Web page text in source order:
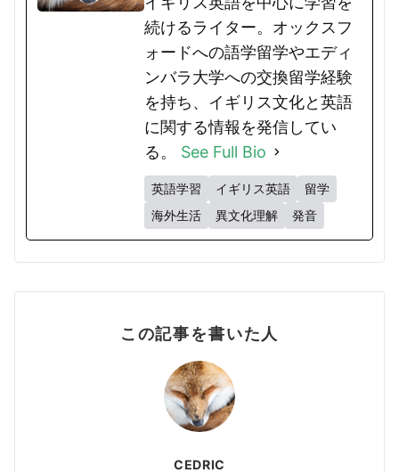
続けるライター。オックスフ
ォードへの語学留学やエディ
ンバラ大学への交換留学経験
を持ち、イギリス文化と英語
に関する情報を発信してい
る。 See Full Bio
英語学習 イギリス英語
留学
海外生活
異文化理解 発音
この記事を書いた人
CEDRIC